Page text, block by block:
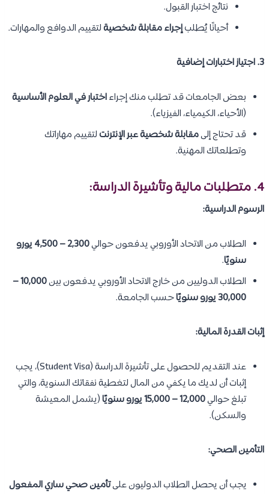
نتائج اختبار القبول.
أحيانًا يُطلبإجراء مقابلة شخصيةلتقييم الدوافع والمهارات.
3. اجتياز اختبارات إضافية
بعض الجامعات قد تطلب منك إجراءاختبار في العلوم الأساسية
(الأحياء، الكيمياء، الفيزياء).
قد تحتاج إلىمقابلة شخصية عبر الإنترنتلتقييم مهاراتك
وتطلعاتك المهنية.
4. متطلبات مالية وتأشيرة الدراسة:
الرسوم الدراسية:
الطلاب من الاتحاد الأوروبي يدفعون حوالي
2,300 – 4,500 يورو
سنويًا.
الطلاب الدوليين من خارج الاتحاد الأوروبي يدفعون بين
10,000 –
30,000 يورو سنويًا
حسب الجامعة.
إثبات القدرة المالية:
عند التقديم للحصول على تأشيرة الدراسة (Student Visa)، يجب
إثبات أن لديك ما يكفي من المال لتغطية نفقاتك السنوية، والتي
تبلغ حوالي12,000 – 15,000 يورو سنويًا
(يشمل المعيشة
والسكن).
التأمين الصحي:
يجب أن يحصل الطلاب الدوليون علىتأمين صحي ساري المفعول